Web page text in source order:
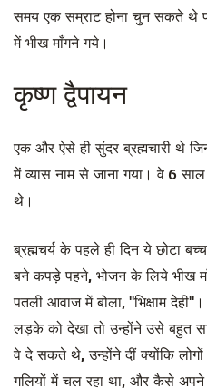
समय एक सम्राट होना चुन सकते थे
में भीख माँगने गये।
कृष्ण द्वैपायन
एक और ऐसे ही सुंदर ब्रह्मचारी थे
में व्यास नाम से जाना गया। वे 6
थे।
ब्रह्मचर्य के पहले ही दिन ये छोटा
बने कपड़े पहने, भोजन के लिये भीख
पतली आवाज में बोला, "भिक्षाम
लड़के को देखा तो उन्होंने उसे बहुत
वे दे सकते थे, उन्होंने दीं क्योंकि
गलियों में चल रहा था, और कैसे अपने